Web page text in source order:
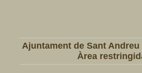
Ajuntament de Sant
Àrea